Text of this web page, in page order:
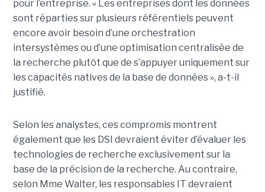
pour l’entreprise. « Les entreprises dont les données
sont réparties sur plusieurs référentiels peuvent
encore avoir besoin d’une orchestration
intersystèmes ou d’une optimisation centralisée de
la recherche plutôt que de s’appuyer uniquement sur
les capacités natives de la base de données », a-t-il
justifié.
Selon les analystes, ces compromis montrent
également que les DSI devraient éviter d’évaluer les
technologies de recherche exclusivement sur la
base de la précision de la recherche. Au contraire,
selon Mme Walter, les responsables IT devraient